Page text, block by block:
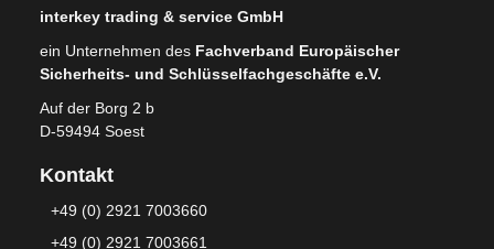
interkey trading & service GmbH
ein Unternehmen des Fachverband Europäischer
Sicherheits- und Schlüsselfachgeschäfte e.V.
Auf der Borg 2 b
D-59494 Soest
Kontakt
+49 (0) 2921 7003660
+49 (0) 2921 7003661